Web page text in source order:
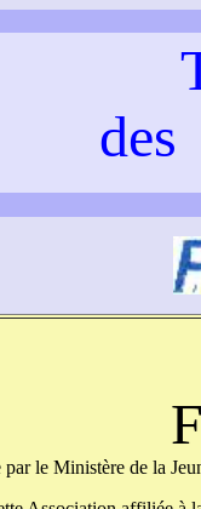
des
le Ministère de la